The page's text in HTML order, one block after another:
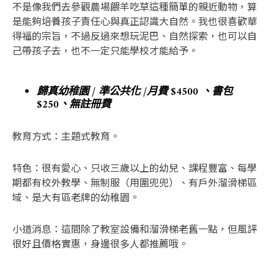
不是像我們去參觀農場餵羊吃草這種簡單的親近動物，算
是能夠培養孩子責任心與真正認識大自然。我也很喜歡華
得福的宗旨，不過反過來想玩泥巴、自然探索，也可以自
己帶孩子去，也不一定只能學校才能給予。
歸真幼稚園 / 準公共化 /月費 $4500 、書包
$250、無註冊費
教育方式：主題式教育。
特色：很有愛心、只收三歲以上的幼兒、課程豐富、每學
期都有校外教學、無制服（用圍兜兜）、有戶外溜滑梯區
域、是大有區老牌的幼稚園。
小道消息：這間除了教室設備和溜滑梯老舊一點，但風評
很好且價格實惠，身邊很多人都推薦哦。